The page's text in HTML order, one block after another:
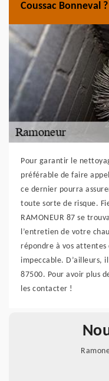
Coussac Bonneval ?
Pour garantir le
préférable de faire
ce dernier pourra
toute sorte de risque.
RAMONEUR 87 se
l’entretien de votre
répondre à vos
impeccable. D’ailleurs,
87500. Pour avoir plus
les contacter !